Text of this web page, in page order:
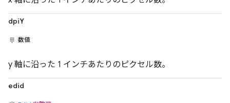
dpiY
数値
y 軸に沿った 1 インチあたりのピクセル数。
edid